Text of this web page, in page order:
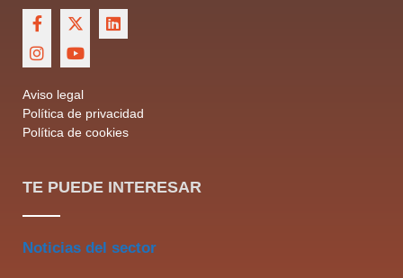
Aviso legal
Política de privacidad
Política de cookies
TE PUEDE INTERESAR
Noticias del sector